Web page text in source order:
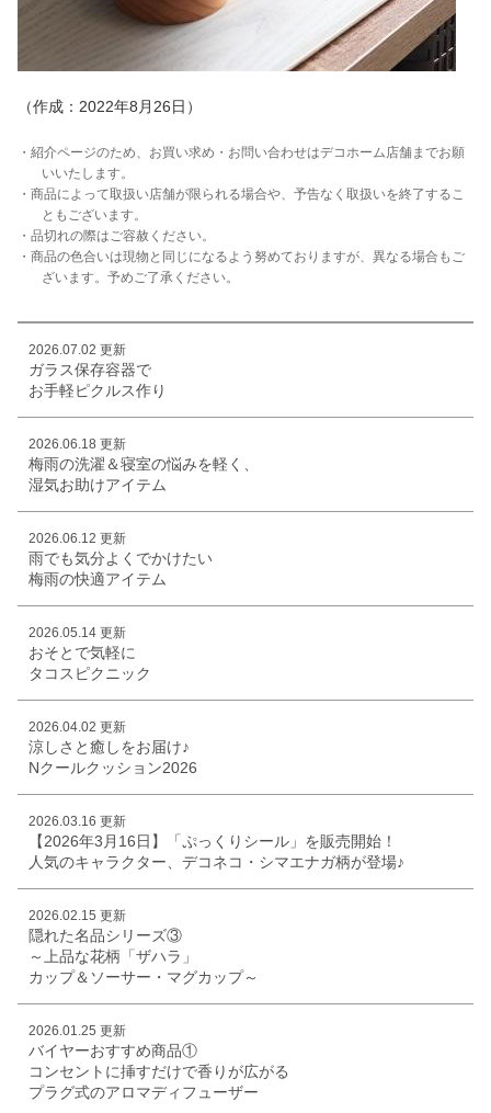
（作成：2022年8月26日）
・紹介ページのため、お買い求め・お問い合わせはデコホーム店舗までお願
いいたします。
・商品によって取扱い店舗が限られる場合や、予告なく取扱いを終了するこ
ともございます。
・品切れの際はご容赦ください。
・商品の色合いは現物と同じになるよう努めておりますが、異なる場合もご
ざいます。予めご了承ください。
2026.07.02 更新
ガラス保存容器で
お手軽ピクルス作り
2026.06.18 更新
梅雨の洗濯＆寝室の悩みを軽く、
湿気お助けアイテム
2026.06.12 更新
雨でも気分よくでかけたい
梅雨の快適アイテム
2026.05.14 更新
おそとで気軽に
タコスピクニック
2026.04.02 更新
涼しさと癒しをお届け♪
Nクールクッション2026
2026.03.16 更新
【2026年3月16日】「ぷっくりシール」を販売開始！
人気のキャラクター、デコネコ・シマエナガ柄が登場♪
2026.02.15 更新
隠れた名品シリーズ③
～上品な花柄「ザハラ」
カップ＆ソーサー・マグカップ～
2026.01.25 更新
バイヤーおすすめ商品①
コンセントに挿すだけで香りが広がる
プラグ式のアロマディフューザー